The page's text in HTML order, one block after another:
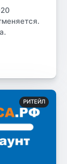
РИТЕЙЛ